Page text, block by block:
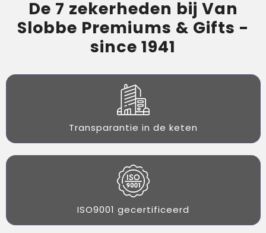
De 7 zekerheden bij Van
Slobbe Premiums & Gifts -
since 1941
Transparantie in de keten
ISO9001 gecertificeerd